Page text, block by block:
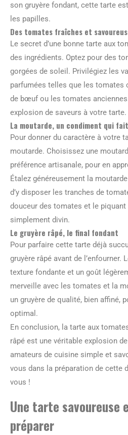
son gruyère fondant, cette tarte
les papilles.
Des tomates fraîches et
Le secret d’une bonne tarte aux
des ingrédients. Optez pour des
gorgées de soleil. Privilégiez les
parfumées telles que les
de bœuf ou les tomates
explosion de saveurs à votre tarte.
La moutarde, un condiment qui
Pour donner du caractère à votre
moutarde. Choisissez une
préférence artisanale, pour en
Étalez généreusement la
d’y disposer les tranches de
douceur des tomates et le
simplement divin.
Le gruyère râpé, le final fondant
Pour parfaire cette tarte déjà
gruyère râpé avant de l’enfourner.
texture fondante et un goût
merveille avec les tomates et la
un gruyère de qualité, bien affiné,
optimal.
En conclusion, la tarte aux
râpé est une véritable explosion
amateurs de cuisine simple et
vous dans la préparation de cette
vous !
Une tarte savoureuse
préparer